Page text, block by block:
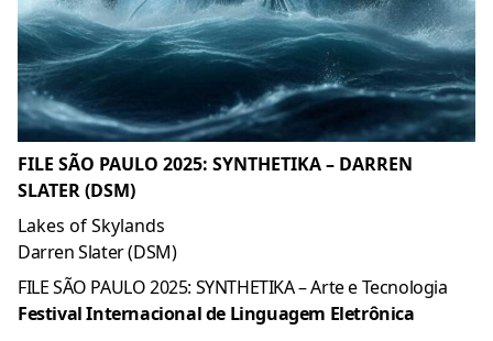
FILE SÃO PAULO 2025: SYNTHETIKA – DARREN
SLATER (DSM)
Lakes of Skylands
Darren Slater (DSM)
FILE SÃO PAULO 2025: SYNTHETIKA – Arte e Tecnologia
Festival Internacional de Linguagem Eletrônica